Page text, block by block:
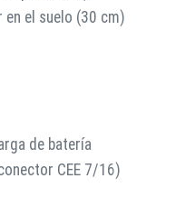
en el suelo (30 cm)
de batería
CEE 7/16)